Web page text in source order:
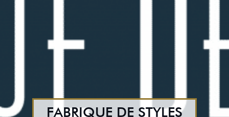
FABRIQUE DE STYLES